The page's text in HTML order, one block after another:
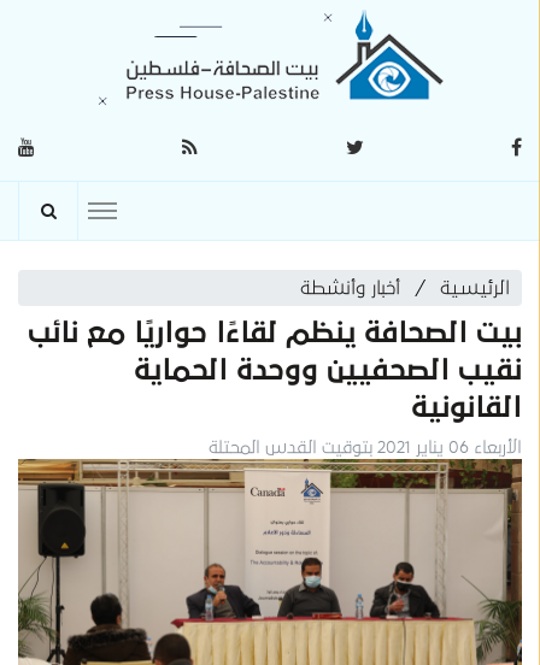
الرئيسية أخبار وأنشطة
بيت الصحافة ينظم لقاءًا حواريًا مع نائب
نقيب الصحفيين ووحدة الحماية
القانونية
الأربعاء 06 يناير 2021 بتوقيت القدس المحتلة